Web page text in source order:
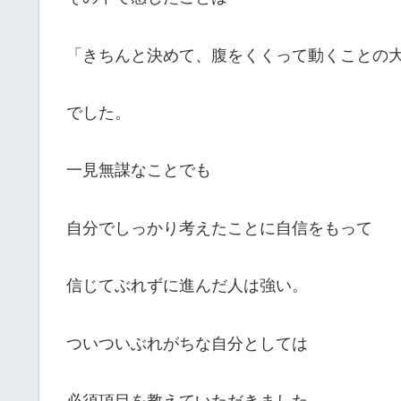
「きちんと決めて、腹をくくって動くことの
でした。
一見無謀なことでも
自分でしっかり考えたことに自信をもって
信じてぶれずに進んだ人は強い。
ついついぶれがちな自分としては